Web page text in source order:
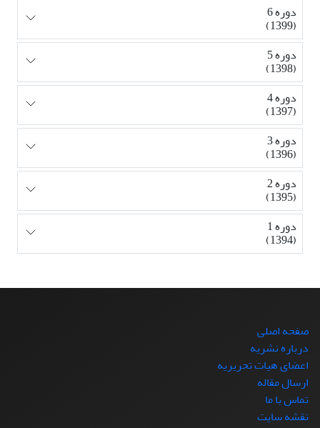
دوره 6
(1399)
دوره 5
(1398)
دوره 4
(1397)
دوره 3
(1396)
دوره 2
(1395)
دوره 1
(1394)
صفحه اصلی
درباره نشریه
اعضای هیات تحریریه
ارسال مقاله
تماس با ما
نقشه سایت